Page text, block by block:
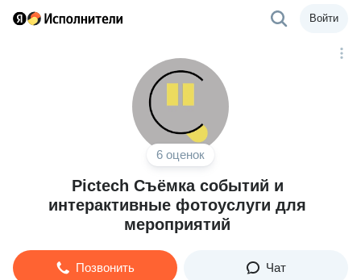
Войти
6 оценок
Pictech Съёмка событий и
интерактивные фотоуслуги для
мероприятий
Позвонить Чат